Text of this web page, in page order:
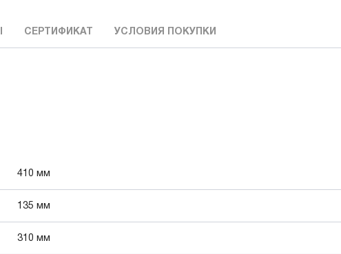
СЕРТИФИКАТ УСЛОВИЯ ПОКУПКИ
410 мм
135 мм
310 мм